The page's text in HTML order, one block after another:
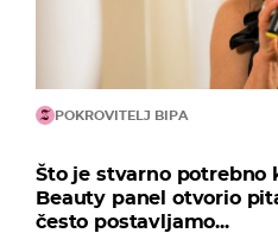
POKROVITELJ BIPA
Što je stvarno potrebno
Beauty panel otvorio
često postavljamo...